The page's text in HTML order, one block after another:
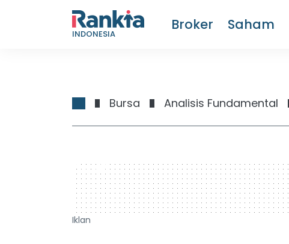
INDONESIA
Broker Saham
Bursa Analisis Fundamental
728 x 90
Iklan